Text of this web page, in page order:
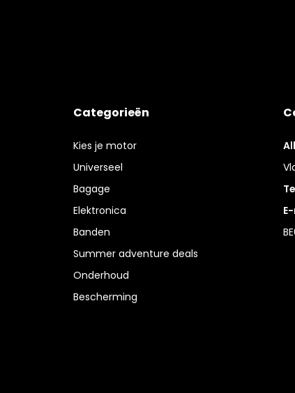
Categorieën
Kies je motor
Universeel
Bagage
Elektronica
Banden
Summer adventure deals
Onderhoud
Bescherming